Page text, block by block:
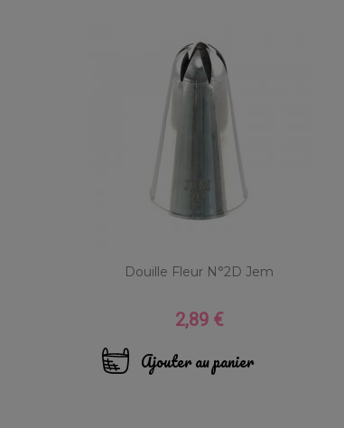
Douille Fleur N°2D Jem
Prix
2,89 €
Ajouter au panier